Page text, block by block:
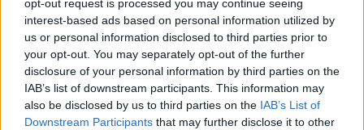
opt-out request is processed you may continue seeing
interest-based ads based on personal information utilized by
us or personal information disclosed to third parties prior to
your opt-out. You may separately opt-out of the further
disclosure of your personal information by third parties on the
IAB’s list of downstream participants. This information may
also be disclosed by us to third parties on the IAB’s List of
Downstream Participants that may further disclose it to other
temporada.
El chisme en 3 claves (TL;DR)
👀¿Quiénes son los protagonistas? David Broncano,
presentador de ‘La Revuelta’, y Carolina Sobe, hermana de la
fallecida Dnoé Lamiss, excompañera del programa.